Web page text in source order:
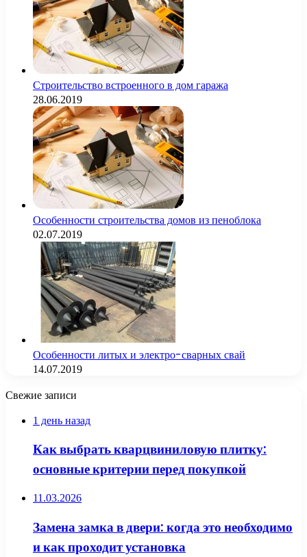
Строительство встроенного в дом гаража
28.06.2019
Особенности строительства домов из пеноблока
02.07.2019
Особенности литых и электро-сварных свай
14.07.2019
Свежие записи
1 день назад
Как выбрать кварцвиниловую плитку:
основные критерии перед покупкой
11.03.2026
Замена замка в двери: когда это необходимо
и как проходит установка